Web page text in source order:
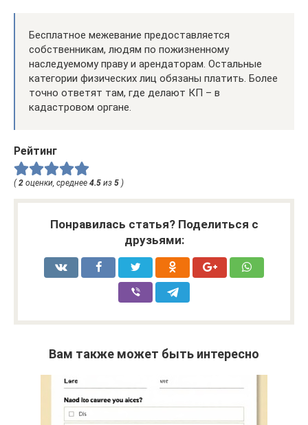
Бесплатное межевание предоставляется
собственникам, людям по пожизненному
наследуемому праву и арендаторам. Остальные
категории физических лиц обязаны платить. Более
точно ответят там, где делают КП – в
кадастровом органе.
Рейтинг
( 2 оценки, среднее 4.5 из 5 )
Понравилась статья? Поделиться с
друзьями:
Вам также может быть интересно